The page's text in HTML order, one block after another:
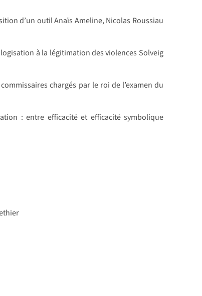
d’un outil Anaïs Ameline, Nicolas Roussiau
à la légitimation des violences Solveig
chargés par le roi de l’examen du
: entre efficacité et efficacité symbolique